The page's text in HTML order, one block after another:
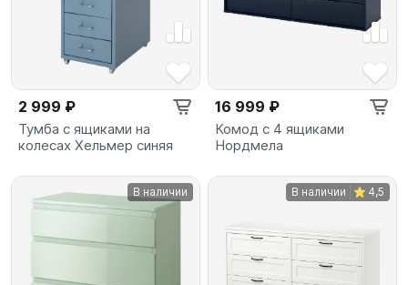
2 999 ₽
Тумба с ящиками на
колесах Хельмер синяя
16 999 ₽
Комод с 4 ящиками
Нордмела
В наличии В наличии 4,5